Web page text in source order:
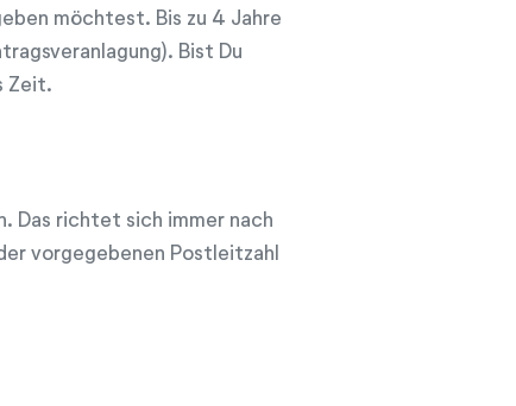
möchtest. Bis zu 4 Jahre
Bist Du
Zeit.
Das richtet sich immer nach
vorgegebenen Postleitzahl